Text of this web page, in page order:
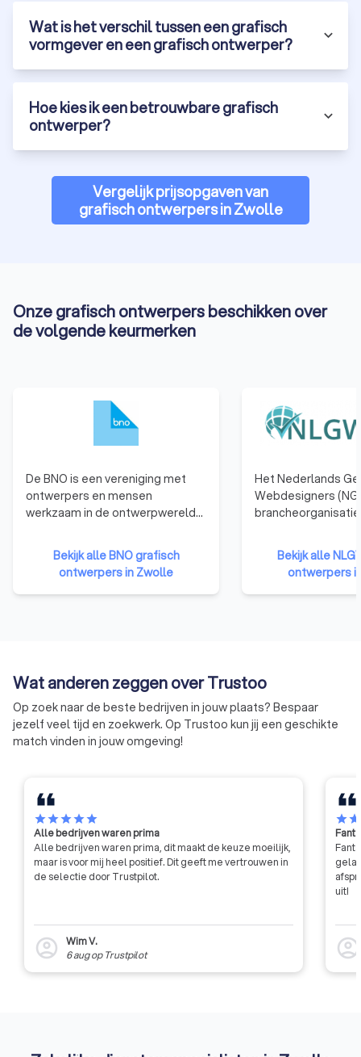
Wat is het verschil tussen een grafisch
vormgever en een grafisch ontwerper?
Hoe kies ik een betrouwbare grafisch
ontwerper?
Vergelijk prijsopgaven van
grafisch ontwerpers in Zwolle
Onze grafisch ontwerpers beschikken over
de volgende keurmerken
De BNO is een vereniging met
ontwerpers en mensen
werkzaam in de ontwerpwereld
vertegenwoordigt en versterkt
ontwerpers in Nederland.
Bekijk alle BNO grafisch
ontwerpers in Zwolle
Het Nederlands
Webdesigners
die zijn
hebben namelijk
de nodige kennis,
vaardigheden te
gedragscode van
betekent dat ze
eigen gang kunnen
moeten voldoen
Bekijk alle
ontwerpers
Wat anderen zeggen over Trustoo
Op zoek naar de beste bedrijven in jouw plaats? Bespaar
jezelf veel tijd en zoekwerk. Op Trustoo kun jij een geschikte
match vinden in jouw omgeving!
starstarstarstarstar
Alle bedrijven waren prima
Alle bedrijven waren prima, dit maakt de keuze moeilijk,
maar is voor mij heel positief. Dit geeft me vertrouwen in
de selectie door Trustpilot.
account_circle
Wim V.
6 augop Trustpilot
starstar
uit!
account_circle